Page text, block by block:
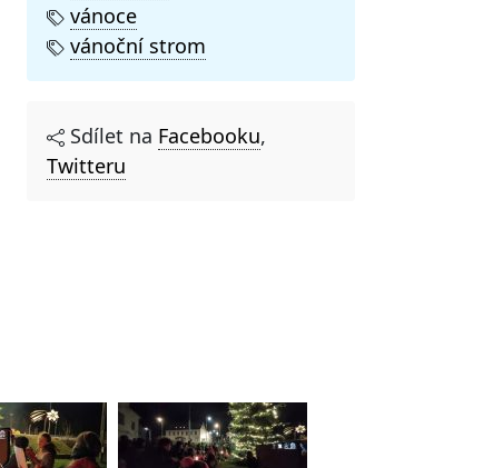
vánoce
vánoční strom
Sdílet na Facebooku,
Twitteru